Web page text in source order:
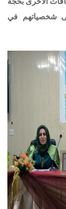
شخصياتهم في